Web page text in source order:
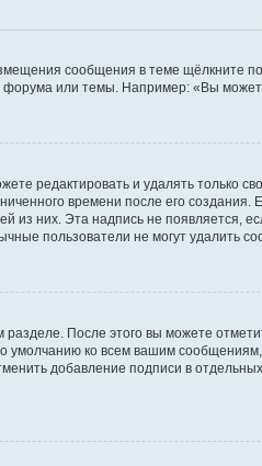
сообщения в теме щёлкните
или темы. Например: «Вы
редактировать и удалять только
времени после его
из них. Эта надпись не
пользователи не могут удалить
После этого вы можете
умолчанию ко всем вашим
добавление подписи в